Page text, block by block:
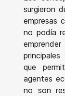
surgieron
empresas
no podía
que
agentes
no son